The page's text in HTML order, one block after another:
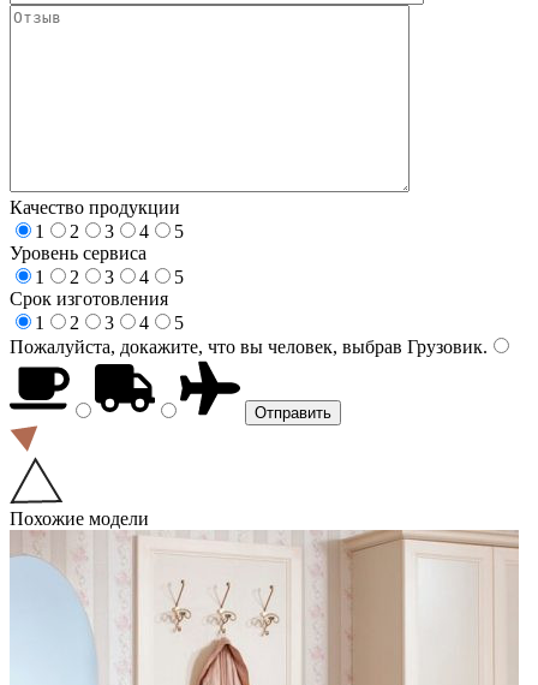
Качество продукции
1
2 3 4
5
Уровень сервиса
1
2 3 4
5
Срок изготовления
1
2 3 4
5
Пожалуйста, докажите, что вы человек, выбрав Грузовик.
Похожие модели